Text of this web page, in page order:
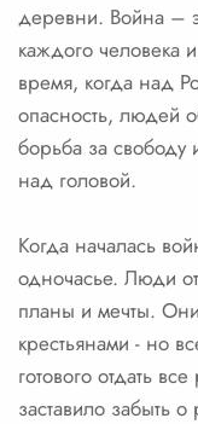
деревни. Война –
каждого человека
время, когда над
опасность, людей
борьба за свободу
над головой.
Когда началась
одночасье. Люди
планы и мечты.
крестьянами - но
готового отдать
заставило забыть